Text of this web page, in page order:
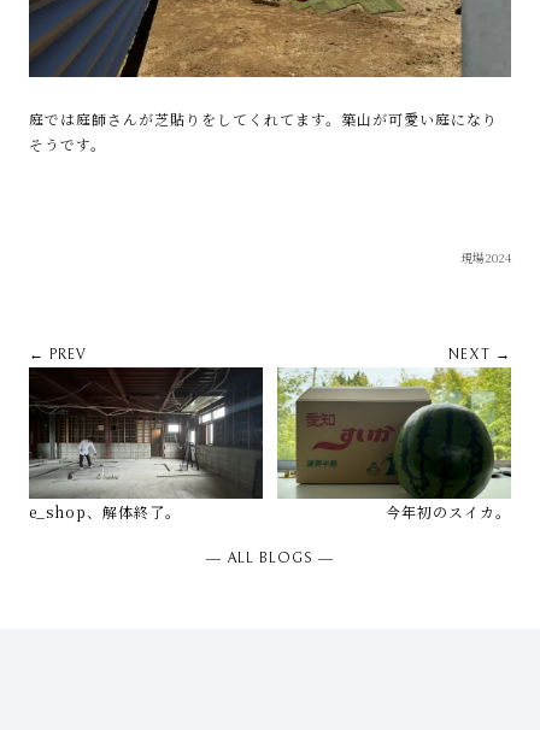
庭では庭師さんが芝貼りをしてくれてます。築山が可愛い庭になり
そうです。
現場2024
← PREV
e_shop、解体終了。
NEXT →
今年初のスイカ。
― ALL BLOGS ―